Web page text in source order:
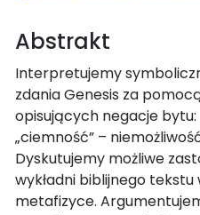
Abstrakt
Interpretujemy
zdania Genesis za
opisujących negacje bytu:
„ciemność” –
Dyskutujemy możliwe
wykładni biblijnego tekstu
metafizyce.